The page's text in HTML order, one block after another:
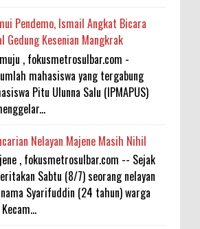
Pendemo, Ismail Angkat Bicara
Gedung Kesenian Mangkrak
, fokusmetrosulbar.com -
mahasiswa yang tergabung
Pitu Ulunna Salu (IPMAPUS)
Nelayan Majene Masih Nihil
, fokusmetrosulbar.com -- Sejak
Sabtu (8/7) seorang nelayan
Syarifuddin (24 tahun) warga